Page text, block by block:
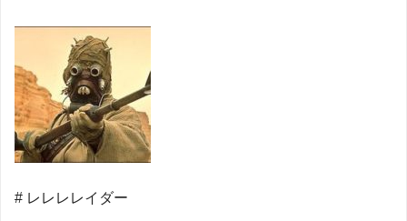
# レレレレイダー